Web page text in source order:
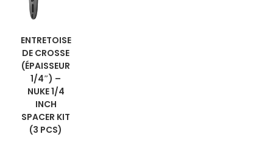
EN
SAVOIR
PLUS
ENTRETOISE
DE CROSSE
(ÉPAISSEUR
1/4″) –
NUKE 1/4
INCH
SPACER KIT
(3 PCS)